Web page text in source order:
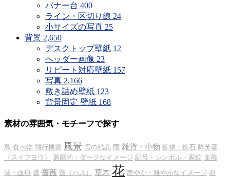
バナー台 400
ライン・区切り線 24
小サイズの写真 25
背景 2,650
デスクトップ壁紙 12
ヘッダー画像 23
リピート対応壁紙 157
写真 2,166
敷き詰め壁紙 123
背景固定 壁紙 168
素材の雰囲気・モチーフで探す
鳥 食べ物 飛行機雲 風景 雪の結晶 雨 雑貨・小物 鉱物・鉱石 酔芙蓉
（スイフヨウ）
退廃的・ダークなイメージ 記号・シンボル・家紋 血飛
沫・血痕 蝶 薔薇 蓮（ハス） 草木 花 艶やか・雅やかなイメージ 羽